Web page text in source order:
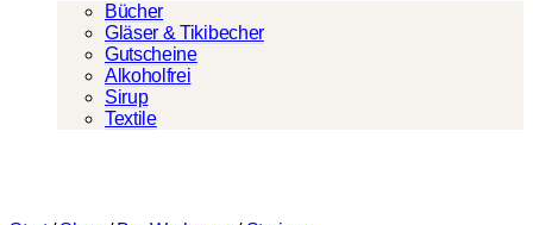
Bücher
Gläser & Tikibecher
Gutscheine
Alkoholfrei
Sirup
Textile